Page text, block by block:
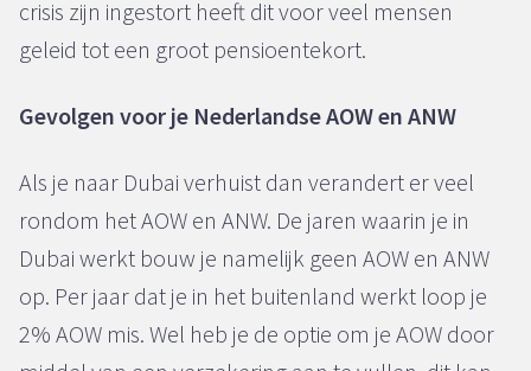
crisis zijn ingestort heeft dit voor veel mensen
geleid tot een groot pensioentekort.
Gevolgen voor je Nederlandse AOW en ANW
Als je naar Dubai verhuist dan verandert er veel
rondom het AOW en ANW. De jaren waarin je in
Dubai werkt bouw je namelijk geen AOW en ANW
op. Per jaar dat je in het buitenland werkt loop je
2% AOW mis. Wel heb je de optie om je AOW door